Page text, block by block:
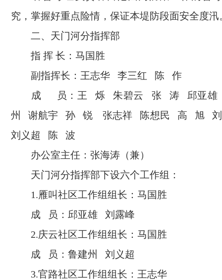
究，掌握好重点险情，保证本堤防段面安全度汛
二、天门河分指挥部
指 挥 长：马国胜
副指挥长：王志华 李三红 陈 作
成 员：王 烁 朱碧云 张 涛 邱亚雄
州 谢航宇 孙 锐 张志祥 陈想民 高 旭
刘义超 陈 波
办公室主任：张海涛（兼）
天门河分指挥部下设六个工作组：
1.雁叫社区工作组组长：马国胜
成 员：邱亚雄 刘露峰
2.庆云社区工作组组长：马国胜
成 员：鲁建州 刘义超
3.官路社区工作组组长：王志华